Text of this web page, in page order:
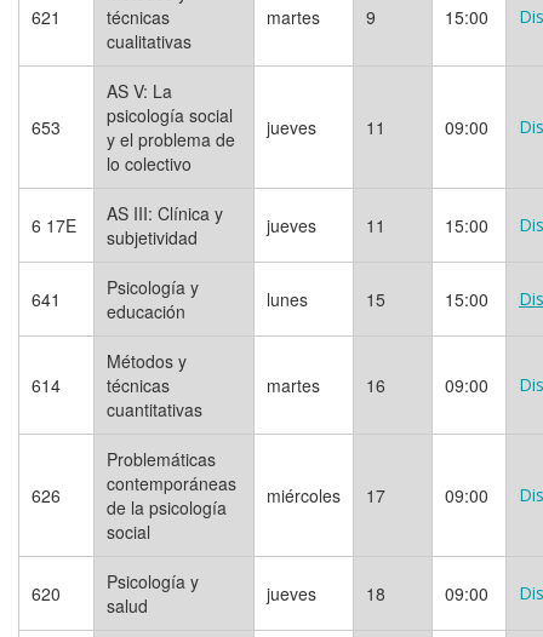
621
técnicas
cualitativas
martes 9 15:00
653
AS V: La
psicología social
y el problema de
lo colectivo
jueves 11 09:00
6 17E
AS III: Clínica y
subjetividad
jueves 11 15:00
641
Psicología y
educación
lunes 15 15:00
614
Métodos y
técnicas
cuantitativas
martes 16 09:00
626
Problemáticas
contemporáneas
de la psicología
social
miércoles 17 09:00
620
Psicología y
salud
jueves 18 09:00